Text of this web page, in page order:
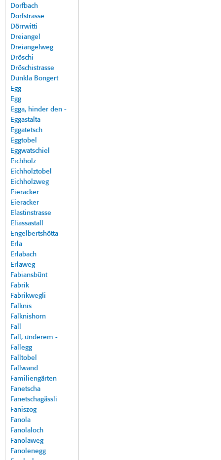
Dorfbach
Dorfstrasse
Dörrwitti
Dreiangel
Dreiangelweg
Dröschi
Dröschistrasse
Dunkla Bongert
Egg
Egg
Egga, hinder den -
Eggastalta
Eggatetsch
Eggtobel
Eggwatschiel
Eichholz
Eichholztobel
Eichholzweg
Eieracker
Eieracker
Elastinstrasse
Eliassastall
Engelbertshötta
Erla
Erlabach
Erlaweg
Fabiansbünt
Fabrik
Fabrikwegli
Falknis
Falknishorn
Fall
Fall, underem -
Fallegg
Falltobel
Fallwand
Familiengärten
Fanetscha
Fanetschagässli
Faniszog
Fanola
Fanolaloch
Fanolaweg
Fanolenegg